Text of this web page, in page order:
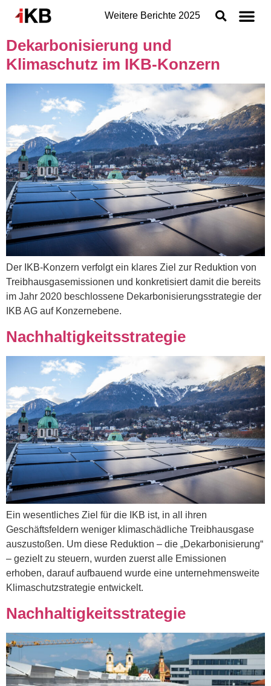
Weitere Berichte 2025
Geschäftsbereiche der IKB
Organisation
Jahresabschluss
Konzern
Dekarbonisierung und
Klimaschutz im IKB-Konzern
Der IKB-Konzern verfolgt ein klares Ziel zur Reduktion von
Treibhausgasemissionen und konkretisiert damit die bereits
im Jahr 2020 beschlossene Dekarbonisierungsstrategie der
IKB AG auf Konzernebene.
Nachhaltigkeitsstrategie
Ein wesentliches Ziel für die IKB ist, in all ihren
Geschäftsfeldern weniger klimaschädliche Treibhausgase
auszustoßen. Um diese Reduktion – die „Dekarbonisierung“
– gezielt zu steuern, wurden zuerst alle Emissionen
erhoben, darauf aufbauend wurde eine unternehmensweite
Klimaschutzstrategie entwickelt.
Nachhaltigkeitsstrategie